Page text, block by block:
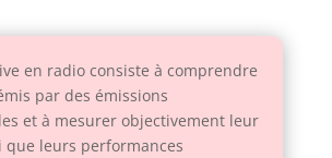
en radio consiste à comprendre
par des émissions
et à mesurer objectivement leur
que leurs performances